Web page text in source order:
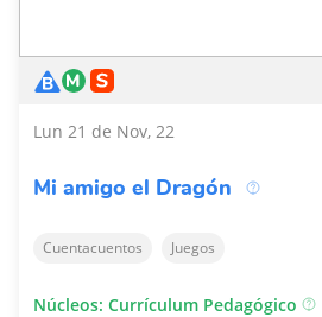
Lun 21 de Nov, 22
Mi amigo el Dragón
Cuentacuentos Juegos
Núcleos: Currículum Pedagógico